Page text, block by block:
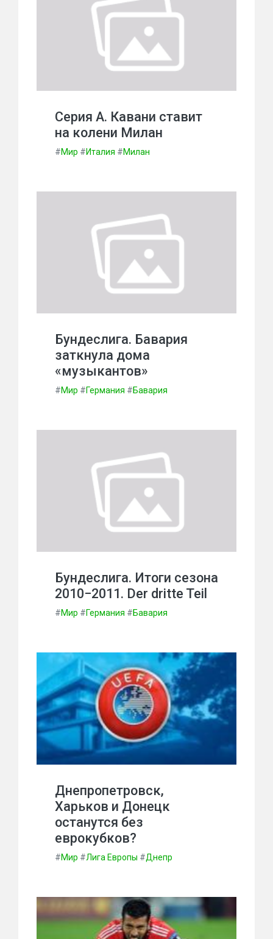
Серия А. Кавани ставит
на колени Милан
#Мир #Италия #Милан
Бундеслига. Бавария
заткнула дома
«музыкантов»
#Мир #Германия #Бавария
Бундеслига. Итоги сезона
2010−2011. Der dritte Teil
#Мир #Германия #Бавария
Днепропетровск,
Харьков и Донецк
останутся без
еврокубков?
#Мир #Лига Европы #Днепр